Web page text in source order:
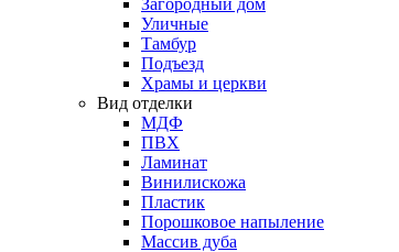
Загородный дом
Уличные
Тамбур
Подъезд
Храмы и церкви
Вид отделки
МДФ
ПВХ
Ламинат
Винилискожа
Пластик
Порошковое напыление
Массив дуба